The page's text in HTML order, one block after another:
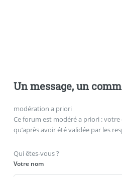
Un message, un
modération a priori
Ce forum est modéré a priori :
qu’après avoir été validée par les
Qui êtes-vous ?
Votre nom